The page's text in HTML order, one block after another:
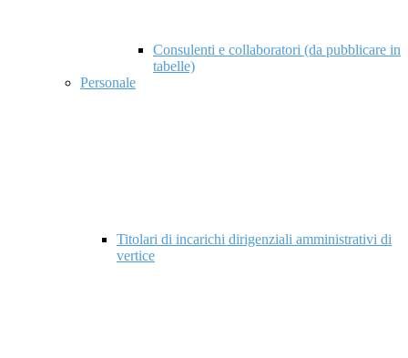
Consulenti e collaboratori (da pubblicare in
tabelle)
Personale
Titolari di incarichi dirigenziali amministrativi di
vertice